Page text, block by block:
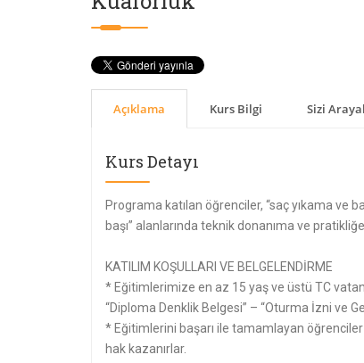
Açıklama Kurs Bilgi Sizi
Kurs Detayı
Programa katılan öğrenciler, “saç yıkama ve
başı” alanlarında teknik donanıma ve
KATILIM KOŞULLARI VE BELGELENDİRME
* Eğitimlerimize en az 15 yaş ve üstü TC
“Diploma Denklik Belgesi” – “Oturma İzni ve
* Eğitimlerini başarı ile tamamlayan öğrenciler
hak kazanırlar.